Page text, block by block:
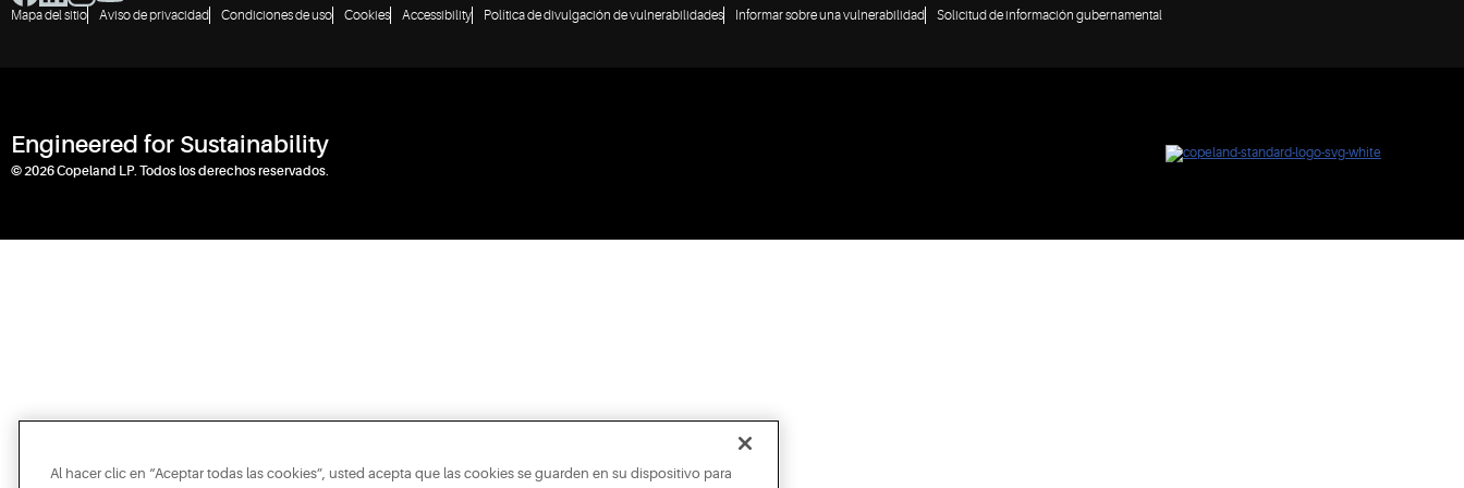
Mapa del sitio Aviso de privacidad Condiciones de uso Cookies Accessibility Política de divulgación de vulnerabilidades Informar sobre una vulnerabilidad Solicitud de información gubernamental
Engineered for Sustainability
© 2026 Copeland LP. Todos los derechos reservados.
Al hacer clic en “Aceptar todas las cookies”, usted acepta que las cookies se guarden en su dispositivo para